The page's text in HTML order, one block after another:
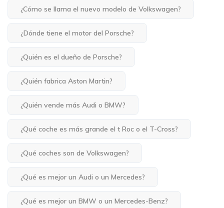
¿Cómo se llama el nuevo modelo de Volkswagen?
¿Dónde tiene el motor del Porsche?
¿Quién es el dueño de Porsche?
¿Quién fabrica Aston Martin?
¿Quién vende más Audi o BMW?
¿Qué coche es más grande el t Roc o el T-Cross?
¿Qué coches son de Volkswagen?
¿Qué es mejor un Audi o un Mercedes?
¿Qué es mejor un BMW o un Mercedes-Benz?